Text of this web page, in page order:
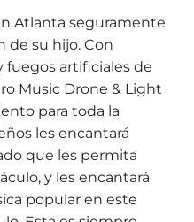
Atlanta seguramente
de su hijo. Con
fuegos artificiales de
Music Drone & Light
para toda la
les encantará
que les permita
y les encantará
popular en este